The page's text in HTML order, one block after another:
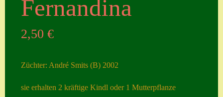
ngen
Fernandina
2,50€
Züchter: André Smits (B) 2002
sie erhalten 2 kräftige Kindl oder 1 Mutterpflanze